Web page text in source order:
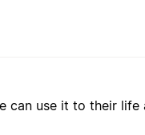
can use it to their